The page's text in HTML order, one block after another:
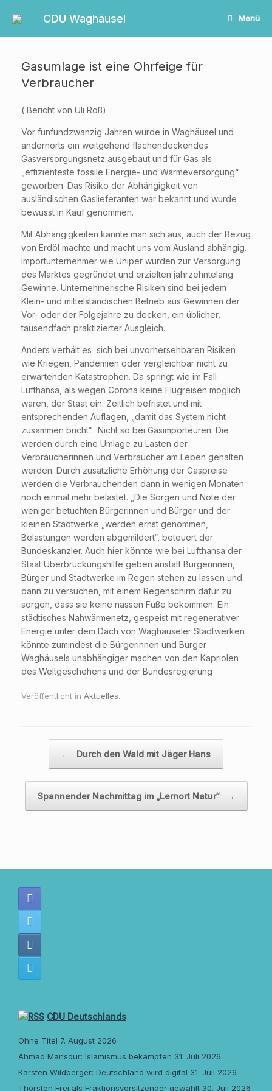
Inhalt
CDU Waghäusel Menü
Gasumlage ist eine Ohrfeige für
Verbraucher
( Bericht von Uli Roß)
Vor fünfundzwanzig Jahren wurde in Waghäusel und
andernorts ein weitgehend flächendeckendes
Gasversorgungsnetz ausgebaut und für Gas als
„effizienteste fossile Energie- und Wärmeversorgung“
geworben. Das Risiko der Abhängigkeit von
ausländischen Gaslieferanten war bekannt und wurde
bewusst in Kauf genommen.
Mit Abhängigkeiten kannte man sich aus, auch der Bezug
von Erdöl machte und macht uns vom Ausland abhängig.
Importunternehmer wie Uniper wurden zur Versorgung
des Marktes gegründet und erzielten jahrzehntelang
Gewinne. Unternehmerische Risiken sind bei jedem
Klein- und mittelständischen Betrieb aus Gewinnen der
Vor- oder der Folgejahre zu decken, ein üblicher,
tausendfach praktizierter Ausgleich.
Anders verhält es sich bei unvorhersehbaren Risiken
wie Kriegen, Pandemien oder vergleichbar nicht zu
erwartenden Katastrophen. Da springt wie im Fall
Lufthansa, als wegen Corona keine Flugreisen möglich
waren, der Staat ein. Zeitlich befristet und mit
entsprechenden Auflagen, „damit das System nicht
zusammen bricht“. Nicht so bei Gasimporteuren. Die
werden durch eine Umlage zu Lasten der
Verbraucherinnen und Verbraucher am Leben gehalten
werden. Durch zusätzliche Erhöhung der Gaspreise
werden die Verbrauchenden dann in wenigen Monaten
noch einmal mehr belastet. „Die Sorgen und Nöte der
weniger betuchten Bürgerinnen und Bürger und der
kleinen Stadtwerke „werden ernst genommen,
Belastungen werden abgemildert“, beteuert der
Bundeskanzler. Auch hier könnte wie bei Lufthansa der
Staat Überbrückungshilfe geben anstatt Bürgerinnen,
Bürger und Stadtwerke im Regen stehen zu lassen und
dann zu versuchen, mit einem Regenschirm dafür zu
sorgen, dass sie keine nassen Füße bekommen. Ein
städtisches Nahwärmenetz, gespeist mit regenerativer
Energie unter dem Dach von Waghäuseler Stadtwerken
könnte zumindest die Bürgerinnen und Bürger
Waghäusels unabhängiger machen von den Kapriolen
des Weltgeschehens und der Bundesregierung
Veröffentlicht in Aktuelles.
← Durch den Wald mit Jäger Hans
Spannender Nachmittag im „Lernort Natur“ →
CDU Deutschlands
Ohne Titel 7. August 2026
Ahmad Mansour: Islamismus bekämpfen 31. Juli 2026
Karsten Wildberger: Deutschland wird digital 31. Juli 2026
Thorsten Frei als Fraktionsvorsitzender gewählt 30. Juli 2026